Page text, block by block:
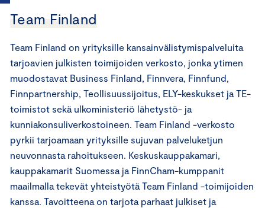
Team Finland
Team Finland on yrityksille kansainvälistymispalveluita
tarjoavien julkisten toimijoiden verkosto, jonka ytimen
muodostavat Business Finland, Finnvera, Finnfund,
Finnpartnership, Teollisuussijoitus, ELY-keskukset ja TE-
toimistot sekä ulkoministeriö lähetystö- ja
kunniakonsuliverkostoineen. Team Finland -verkosto
pyrkii tarjoamaan yrityksille sujuvan palveluketjun
neuvonnasta rahoitukseen. Keskuskauppakamari,
kauppakamarit Suomessa ja FinnCham-kumppanit
maailmalla tekevät yhteistyötä Team Finland -toimijoiden
kanssa. Tavoitteena on tarjota parhaat julkiset ja